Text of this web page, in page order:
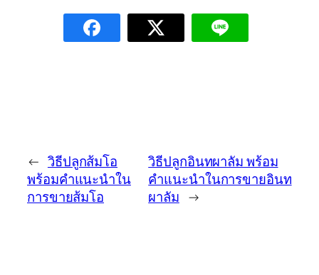
← วิธีปลูกส้มโอ
พร้อมคำแนะนำใน
การขายส้มโอ
วิธีปลูกอินทผาลัม พร้อม
คำแนะนำในการขายอินท
ผาลัม →